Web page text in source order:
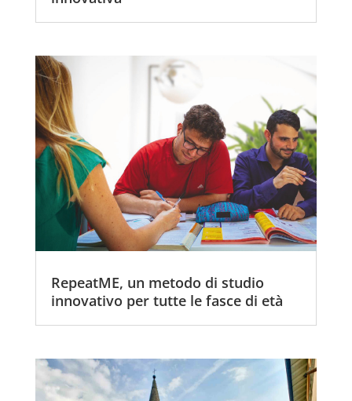
RepeatME, un metodo di studio
innovativo per tutte le fasce di età